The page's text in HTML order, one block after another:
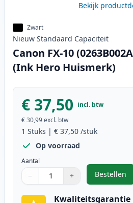
Bekijk
Zwart
Nieuw Standaard Capaciteit
Canon FX-10
(Ink Hero Huismerk)
€ 37,50 incl. btw
€ 30,99excl. btw
1 Stuks | € 37,50 /stuk
Op voorraad
Aantal
Gebruik de knoppen om aan te
− +
1
Bestellen
,
Kwaliteitsgarantie